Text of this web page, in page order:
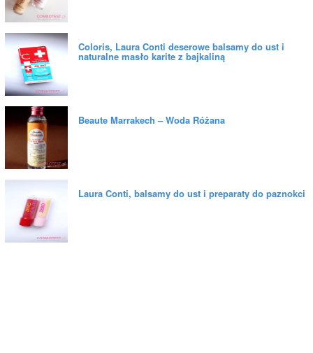
Coloris, Laura Conti deserowe balsamy do ust i
naturalne masło karite z bajkaliną
Beaute Marrakech – Woda Różana
Laura Conti, balsamy do ust i preparaty do paznokci